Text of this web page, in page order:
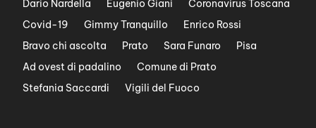
Dario Nardella
Eugenio Giani
Coronavirus Toscana
Covid-19
Gimmy Tranquillo
Enrico Rossi
Bravo chi ascolta
Prato Sara Funaro
Pisa
Ad ovest di padalino
Comune di Prato
Stefania Saccardi
Vigili del Fuoco